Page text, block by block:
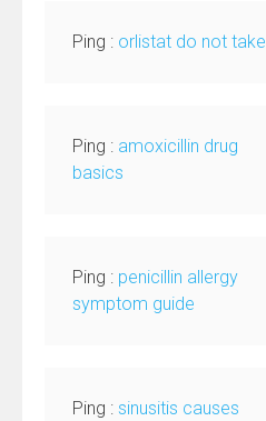
Ping : orlistat do not take
Ping : amoxicillin drug
basics
Ping : penicillin allergy
symptom guide
Ping : sinusitis causes